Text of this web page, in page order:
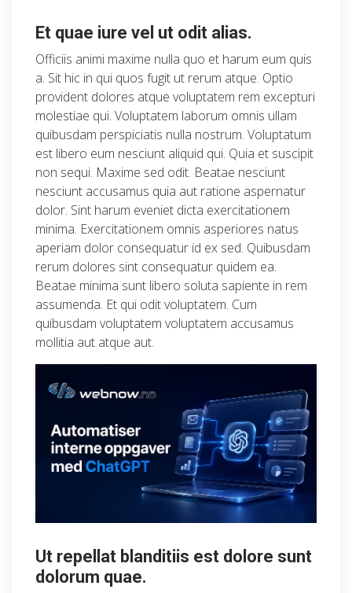
Et quae iure vel ut odit alias.
Officiis animi maxime nulla quo et harum eum quis
a. Sit hic in qui quos fugit ut rerum atque. Optio
provident dolores atque voluptatem rem excepturi
molestiae qui. Voluptatem laborum omnis ullam
quibusdam perspiciatis nulla nostrum. Voluptatum
est libero eum nesciunt aliquid qui. Quia et suscipit
non sequi. Maxime sed odit. Beatae nesciunt
nesciunt accusamus quia aut ratione aspernatur
dolor. Sint harum eveniet dicta exercitationem
minima. Exercitationem omnis asperiores natus
aperiam dolor consequatur id ex sed. Quibusdam
rerum dolores sint consequatur quidem ea.
Beatae minima sunt libero soluta sapiente in rem
assumenda. Et qui odit voluptatem. Cum
quibusdam voluptatem voluptatem accusamus
mollitia aut atque aut.
Ut repellat blanditiis est dolore sunt
dolorum quae.